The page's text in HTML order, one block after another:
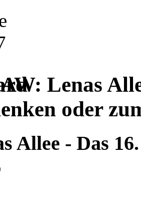
Lenas
oder
Allee ‐ Das